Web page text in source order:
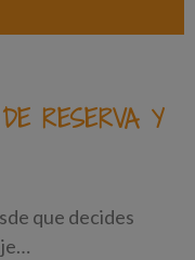
RESERVA Y
que decides